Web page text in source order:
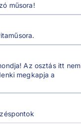
műsora!
Az osztás itt nem
megkapja a